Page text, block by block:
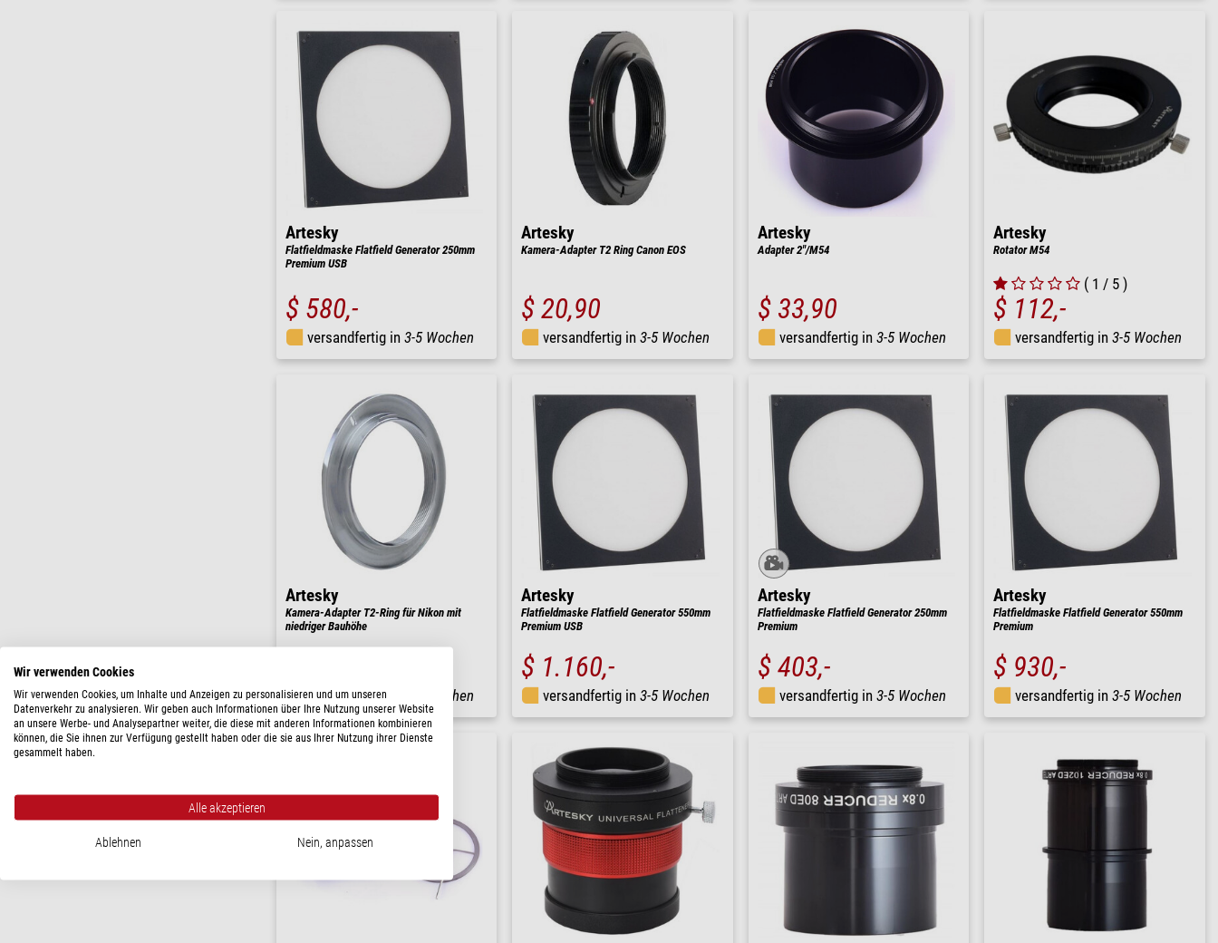
Artesky
Flatfieldmaske Flatfield Generator 250mm
Premium USB
$ 580,-
versandfertig in 3-5 Wochen
Artesky
Kamera-Adapter T2 Ring Canon EOS
$ 20,90
versandfertig in 3-5 Wochen
Artesky
Adapter 2"/M54
$ 33,90
versandfertig in 3-5 Wochen
Artesky
Rotator M54
( 1 / 5 )
$ 112,-
versandfertig in 3-5 Wochen
Artesky
Kamera-Adapter T2-Ring für Nikon mit
niedriger Bauhöhe
versandfertig in 3-5 Wochen
Artesky
Flatfieldmaske Flatfield Generator 550mm
Premium USB
$ 1.160,-
versandfertig in 3-5 Wochen
Artesky
Flatfieldmaske Flatfield Generator 250mm
Premium
$ 403,-
versandfertig in 3-5 Wochen
Artesky
Flatfieldmaske Flatfield Generator 550mm
Premium
$ 930,-
versandfertig in 3-5 Wochen
Wir verwenden Cookies
Wir verwenden Cookies, um Inhalte und Anzeigen zu personalisieren und um unseren
Datenverkehr zu analysieren. Wir geben auch Informationen über Ihre Nutzung unserer Website
an unsere Werbe- und Analysepartner weiter, die diese mit anderen Informationen kombinieren
können, die Sie ihnen zur Verfügung gestellt haben oder die sie aus Ihrer Nutzung ihrer Dienste
gesammelt haben.
Alle akzeptieren
Ablehnen Nein, anpassen